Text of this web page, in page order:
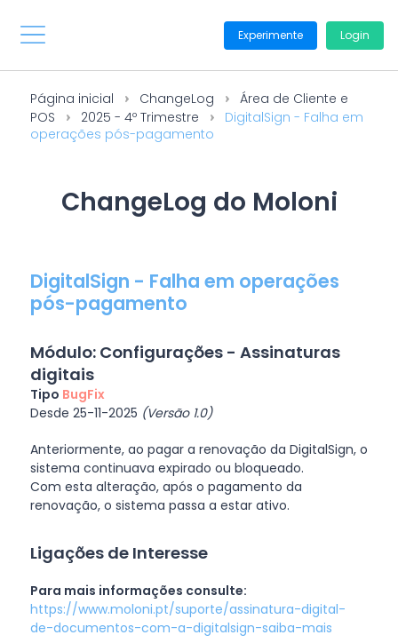
Experimente Login
Página inicial ChangeLog
Área de Cliente e
POS
2025 - 4º Trimestre
DigitalSign - Falha em
operações pós-pagamento
ChangeLog do Moloni
DigitalSign - Falha em operações
pós-pagamento
Módulo: Configurações - Assinaturas
digitais
Tipo BugFix
Desde 25-11-2025 (Versão 1.0)
Anteriormente, ao pagar a renovação da DigitalSign, o
sistema continuava expirado ou bloqueado.
Com esta alteração, após o pagamento da
renovação, o sistema passa a estar ativo.
Ligações de Interesse
Para mais informações consulte:
https://www.moloni.pt/suporte/assinatura-digital-
de-documentos-com-a-digitalsign-saiba-mais